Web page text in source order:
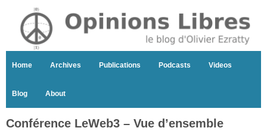
Home Archives Publications Podcasts Videos
Blog About
Conférence LeWeb3 – Vue d’ensemble